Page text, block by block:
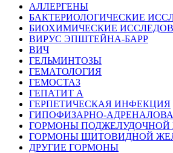
АЛЛЕРГЕНЫ
БАКТЕРИОЛОГИЧЕСКИЕ
БИОХИМИЧЕСКИЕ
ВИРУС ЭПШТЕЙНА-БАРР
ВИЧ
ГЕЛЬМИНТОЗЫ
ГЕМАТОЛОГИЯ
ГЕМОСТАЗ
ГЕПАТИТ A
ГЕРПЕТИЧЕСКАЯ ИНФЕКЦИЯ
ГИПОФИЗАРНО-
ГОРМОНЫ ПОДЖЕЛУДОЧНОЙ
ГОРМОНЫ ЩИТОВИДНОЙ
ДРУГИЕ ГОРМОНЫ